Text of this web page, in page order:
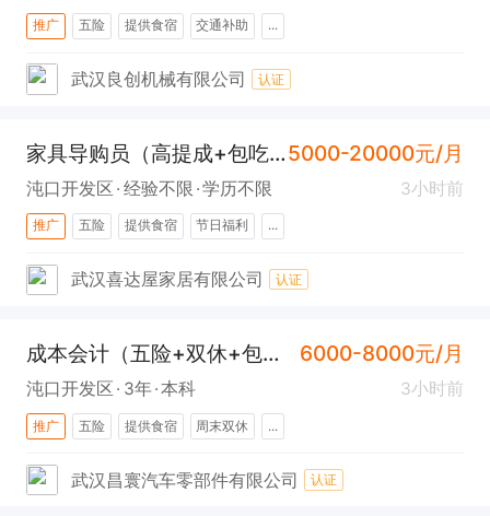
推广 五险 提供食宿 交通补助 ...
武汉良创机械有限公司 认证
家具导购员（高提成+包吃住+社保+沌口)5000-20000元/月
沌口开发区 经验不限 学历不限 3小时前
推广 五险 提供食宿 节日福利 ...
武汉喜达屋家居有限公司 认证
成本会计（五险+双休+包吃住+沌口） 6000-8000元/月
沌口开发区 3年 本科 3小时前
推广 五险 提供食宿 周末双休 ...
武汉昌寰汽车零部件有限公司 认证